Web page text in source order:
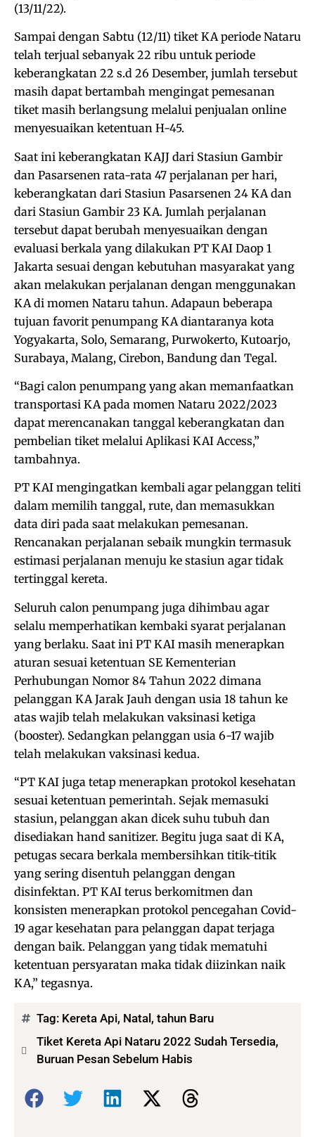
(13/11/22).
Sampai dengan Sabtu (12/11) tiket KA periode Nataru
telah terjual sebanyak 22 ribu untuk periode
keberangkatan 22 s.d 26 Desember, jumlah tersebut
masih dapat bertambah mengingat pemesanan
tiket masih berlangsung melalui penjualan online
menyesuaikan ketentuan H-45.
Saat ini keberangkatan KAJJ dari Stasiun Gambir
dan Pasarsenen rata-rata 47 perjalanan per hari,
keberangkatan dari Stasiun Pasarsenen 24 KA dan
dari Stasiun Gambir 23 KA. Jumlah perjalanan
tersebut dapat berubah menyesuaikan dengan
evaluasi berkala yang dilakukan PT KAI Daop 1
Jakarta sesuai dengan kebutuhan masyarakat yang
akan melakukan perjalanan dengan menggunakan
KA di momen Nataru tahun. Adapaun beberapa
tujuan favorit penumpang KA diantaranya kota
Yogyakarta, Solo, Semarang, Purwokerto, Kutoarjo,
Surabaya, Malang, Cirebon, Bandung dan Tegal.
“Bagi calon penumpang yang akan memanfaatkan
transportasi KA pada momen Nataru 2022/2023
dapat merencanakan tanggal keberangkatan dan
pembelian tiket melalui Aplikasi KAI Access,”
tambahnya.
PT KAI mengingatkan kembali agar pelanggan teliti
dalam memilih tanggal, rute, dan memasukkan
data diri pada saat melakukan pemesanan.
Rencanakan perjalanan sebaik mungkin termasuk
estimasi perjalanan menuju ke stasiun agar tidak
tertinggal kereta.
Seluruh calon penumpang juga dihimbau agar
selalu memperhatikan kembaki syarat perjalanan
yang berlaku. Saat ini PT KAI masih menerapkan
aturan sesuai ketentuan SE Kementerian
Perhubungan Nomor 84 Tahun 2022 dimana
pelanggan KA Jarak Jauh dengan usia 18 tahun ke
atas wajib telah melakukan vaksinasi ketiga
(booster). Sedangkan pelanggan usia 6-17 wajib
telah melakukan vaksinasi kedua.
“PT KAI juga tetap menerapkan protokol kesehatan
sesuai ketentuan pemerintah. Sejak memasuki
stasiun, pelanggan akan dicek suhu tubuh dan
disediakan hand sanitizer. Begitu juga saat di KA,
petugas secara berkala membersihkan titik-titik
yang sering disentuh pelanggan dengan
disinfektan. PT KAI terus berkomitmen dan
konsisten menerapkan protokol pencegahan Covid-
19 agar kesehatan para pelanggan dapat terjaga
dengan baik. Pelanggan yang tidak mematuhi
ketentuan persyaratan maka tidak diizinkan naik
KA,” tegasnya.
Tag: Kereta Api, Natal, tahun Baru
Tiket Kereta Api Nataru 2022 Sudah Tersedia,
Buruan Pesan Sebelum Habis
Bagikan: